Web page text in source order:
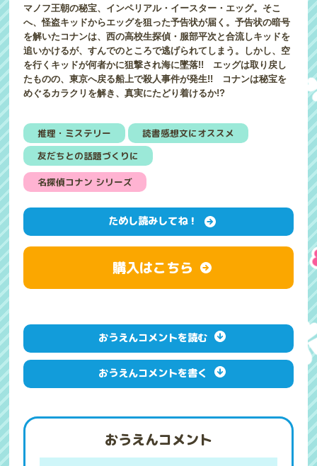
マノフ王朝の秘宝、インペリアル・イースター・エッグ。そこ
へ、怪盗キッドからエッグを狙った予告状が届く。予告状の暗号
を解いたコナンは、西の高校生探偵・服部平次と合流しキッドを
追いかけるが、すんでのところで逃げられてしまう。しかし、空
を行くキッドが何者かに狙撃され海に墜落!! エッグは取り戻し
たものの、東京へ戻る船上で殺人事件が発生!! コナンは秘宝を
めぐるカラクリを解き、真実にたどり着けるか!?
推理・ミステリー
読書感想文にオススメ
友だちとの話題づくりに
名探偵コナン シリーズ
ためし読みしてね！
購入はこちら
おうえんコメントを読む
おうえんコメントを書く
おうえんコメント